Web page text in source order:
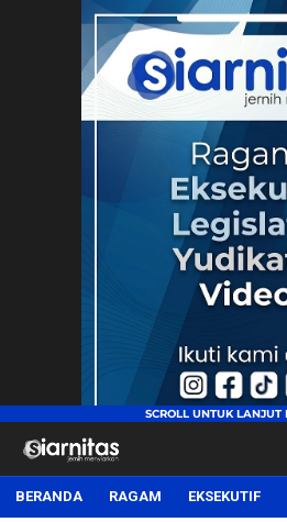
siarnitas
Jernih Menyiarkan
BERANDA RAGAM EKSEKUTIF